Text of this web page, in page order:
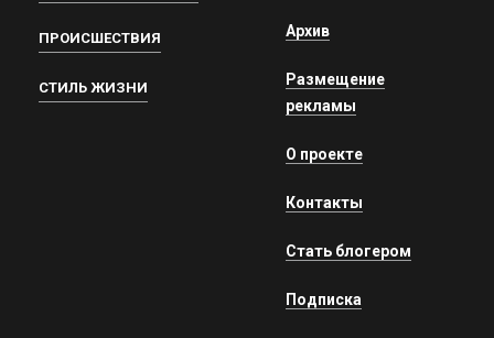
ПРОИСШЕСТВИЯ
СТИЛЬ ЖИЗНИ
Архив
Размещение
рекламы
О проекте
Контакты
Стать блогером
Подписка